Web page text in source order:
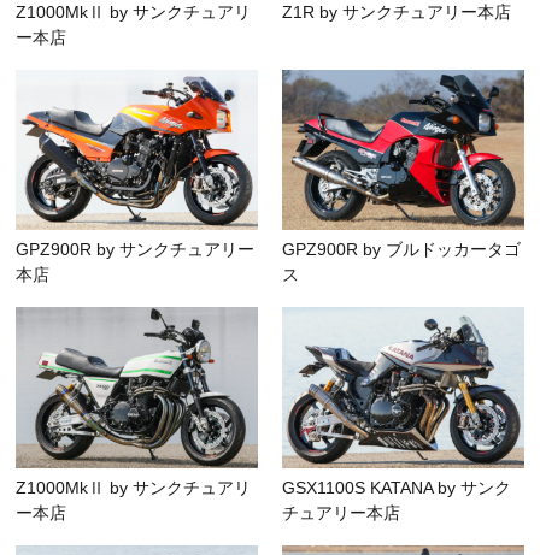
Z1000MkⅡ by サンクチュアリ
ー本店
Z1R by サンクチュアリー本店
GPZ900R by サンクチュアリー
本店
GPZ900R by ブルドッカータゴ
ス
Z1000MkⅡ by サンクチュアリ
ー本店
GSX1100S KATANA by サンク
チュアリー本店